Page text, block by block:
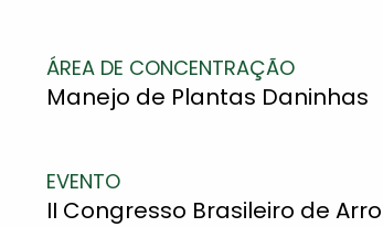
ÁREA DE CONCENTRAÇÃO
Manejo de Plantas Daninhas
EVENTO
II Congresso Brasileiro de